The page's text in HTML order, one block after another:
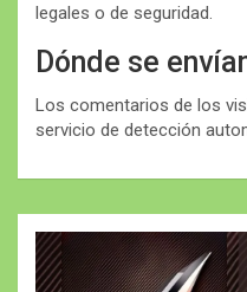
legales o de seguridad.
Dónde se
Los comentarios de los
servicio de detección